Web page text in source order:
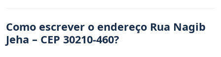
Como escrever o endereço Rua Nagib
Jeha – CEP 30210-460?